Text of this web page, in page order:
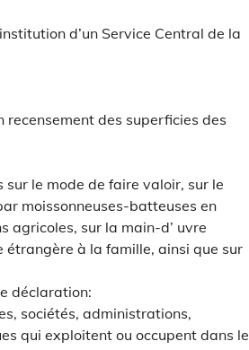
d’un Service Central de la
des superficies des
sur le mode de faire valoir, sur le
moissonneuses-batteuses en
agricoles, sur la main-d’ uvre
à la famille, ainsi que sur
déclaration:
sociétés, administrations,
qui exploitent ou occupent dans le